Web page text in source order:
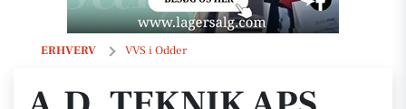
ERHVERV VVS i Odder
A.D. TEKNIK ApS